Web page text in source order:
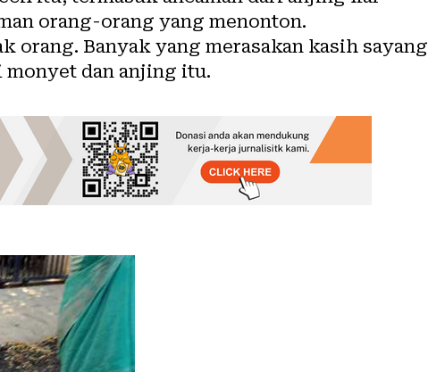
orang-orang yang menonton.
Banyak yang merasakan kasih sayang
monyet dan anjing itu.